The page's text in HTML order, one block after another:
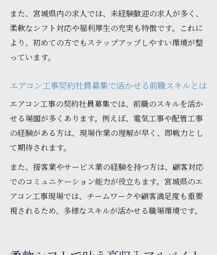
また、宮城県内の求人では、未経験歓迎の求人が多く、
柔軟なシフト対応や福利厚生の充実も特徴です。これに
より、初めての方でもステップアップしやすい環境が整
っています。
エアコン工事契約社員募集で活かせる前職スキルとは
エアコン工事の契約社員募集では、前職のスキルを活か
せる場面が多くあります。例えば、電気工事や配管工事
の経験がある方は、現場作業の理解が早く、即戦力とし
て期待されます。
また、接客業やサービス業の経験を持つ方は、顧客対応
でのコミュニケーション能力が役立ちます。宮城県のエ
アコン工事現場では、チームワークや顧客満足度も重要
視されるため、多様なスキルが活かせる職場環境です。